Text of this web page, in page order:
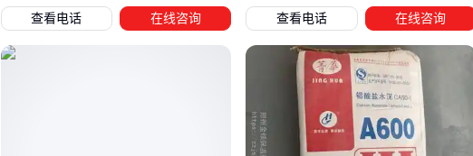
查看电话 在线咨询 查看电话 在线咨询